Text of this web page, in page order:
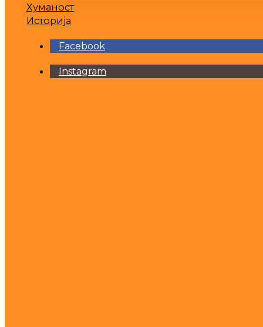
Хуманост
Историја
Facebook
Instagram